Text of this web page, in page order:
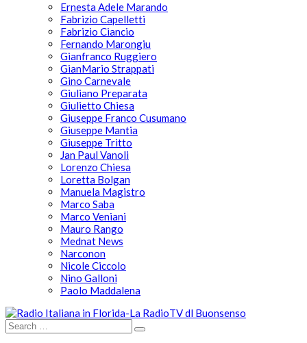
Ernesta Adele Marando
Fabrizio Capelletti
Fabrizio Ciancio
Fernando Marongiu
Gianfranco Ruggiero
GianMario Strappati
Gino Carnevale
Giuliano Preparata
Giulietto Chiesa
Giuseppe Franco Cusumano
Giuseppe Mantia
Giuseppe Tritto
Jan Paul Vanoli
Lorenzo Chiesa
Loretta Bolgan
Manuela Magistro
Marco Saba
Marco Veniani
Mauro Rango
Mednat News
Narconon
Nicole Ciccolo
Nino Galloni
Paolo Maddalena